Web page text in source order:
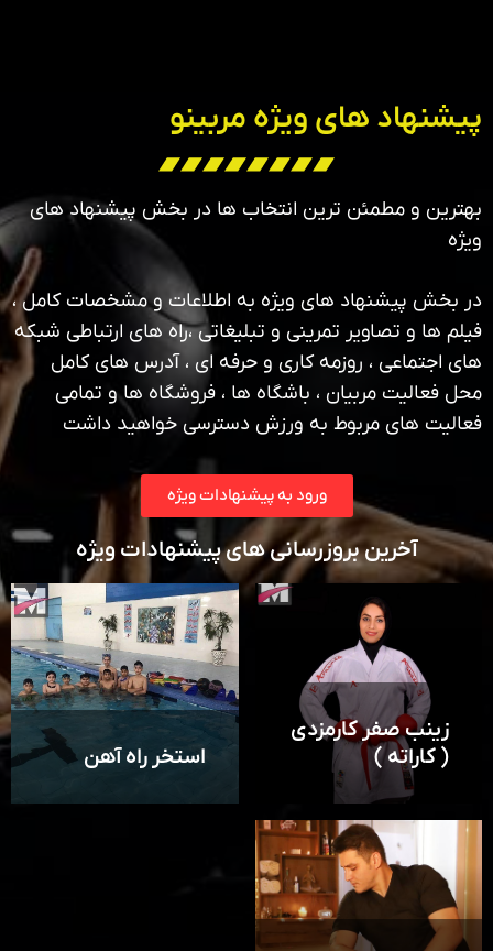
پیشنهاد های ویژه مربینو
بهترین و مطمئن ترین انتخاب ها در بخش پیشنهاد های
ویژه
در بخش پیشنهاد های ویژه به اطلاعات و مشخصات کامل ،
فیلم ها و تصاویر تمرینی و تبلیغاتی ،راه های ارتباطی شبکه
های اجتماعی ، روزمه کاری و حرفه ای ، آدرس های کامل
محل فعالیت مربیان ، باشگاه ها ، فروشگاه ها و تمامی
فعالیت های مربوط به ورزش دسترسی خواهید داشت
ورود به پیشنهادات ویژه
آخرین بروزرسانی های پیشنهادات ویژه
زینب صفر کارمزدی
( کاراته )
استخر راه آهن